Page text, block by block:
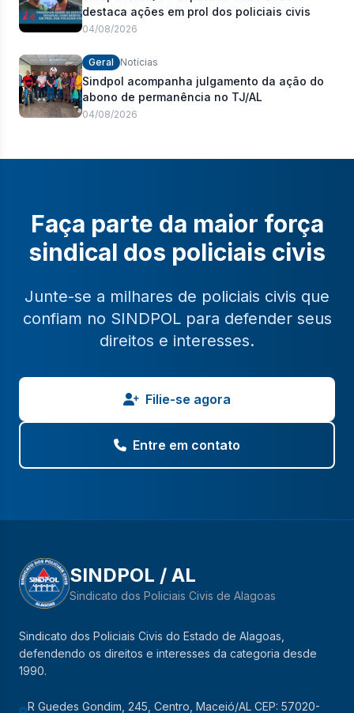
destaca ações em prol dos policiais civis
04/08/2026
Geral Notícias
Sindpol acompanha julgamento da ação do
abono de permanência no TJ/AL
04/08/2026
Faça parte da maior força
sindical dos policiais civis
Junte-se a milhares de policiais civis que
confiam no SINDPOL para defender seus
direitos e interesses.
Filie-se agora
Entre em contato
SINDPOL / AL
Sindicato dos Policiais Civis de Alagoas
Sindicato dos Policiais Civis do Estado de Alagoas,
defendendo os direitos e interesses da categoria desde
1990.
R Guedes Gondim, 245, Centro, Maceió/AL CEP: 57020-